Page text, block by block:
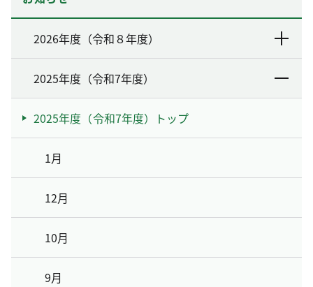
2026年度（令和８年度）
2025年度（令和7年度）
2025年度（令和7年度）トップ
1月
12月
10月
9月